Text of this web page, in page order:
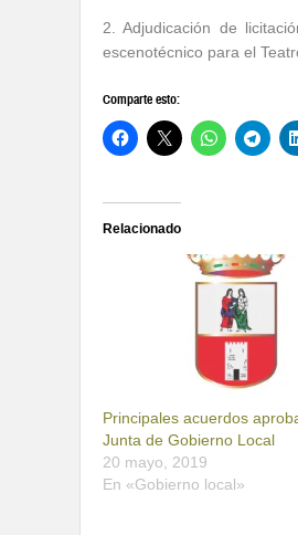
2. Adjudicación de
escenotécnico para el
Comparte esto:
Relacionado
Principales acuerdos
Junta de Gobierno Local
20 mayo, 2019
En «Gobierno local»